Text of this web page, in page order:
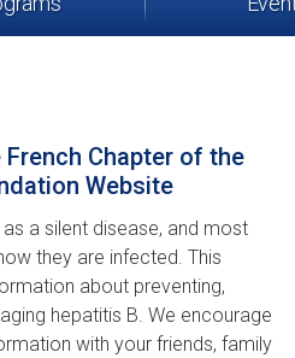
Chapter of the
Website
a silent disease, and most
they are infected. This
about preventing,
hepatitis B. We encourage
with your friends, family